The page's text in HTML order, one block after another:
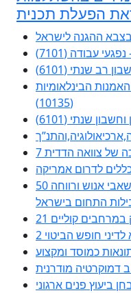
ההגנה לישראל
עבודה (7101)
רב שנתי (6101)
הבינלאומיות
(10135)
שנתי (6101)
של צוואה הדדית
לדרום אמריקה
50 טיפים ויותר לניהול חווית עובד, משאבי אנוש ורווחה
התחום בישראל
במרחבים קוליים
חופש הביטוי 2
כמוסד ומקצוע
דמוקרטיה מודרנית
ביעוץ פנים ארגוני